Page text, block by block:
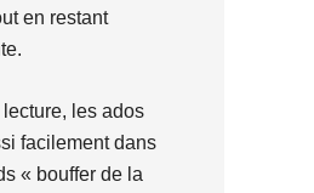
en restant
les ados
facilement dans
« bouffer de la